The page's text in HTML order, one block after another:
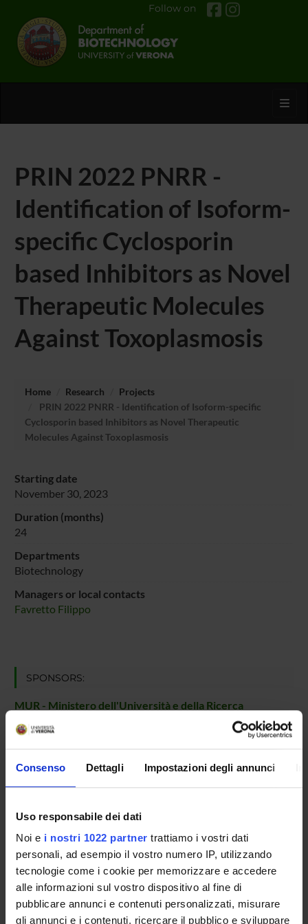
Consenso Dettagli Impostazioni degli annunci
Uso responsabile dei dati
Noi e i nostri 1022 partner trattiamo i vostri dati
personali, ad esempio il vostro numero IP, utilizzando
tecnologie come i cookie per memorizzare e accedere
alle informazioni sul vostro dispositivo al fine di
pubblicare annunci e contenuti personalizzati, misurare
gli annunci e i contenuti, ricercare il pubblico e sviluppare
Follow on
PRIN 2022 PNRR -
Identification of Isoform-
specific Cyclosporin
based Inhibitors as Novel
Therapeutic Molecules
Against Toxoplasmosis
Home Research
Projects
PRIN 2022 PNRR - Identification of Isoform-specific
Cyclosporin based Inhibitors as Novel Therapeutic
Molecules Against Toxoplasmosis
Starting date
November 30, 2023
Duration (months)
24
Departments
Biotechnology
Managers or local contacts
Favretto Filippo
SPONSORS:
MUR - Ministero dell'Università e della Ricerca
assigned and managed by the department
Temporary Assistant Professor
RESEARCH AREAS INVOLVED IN THE PROJECT
Biochimica e Biologia Molecolare
Macromolecular complexes including interactions involving